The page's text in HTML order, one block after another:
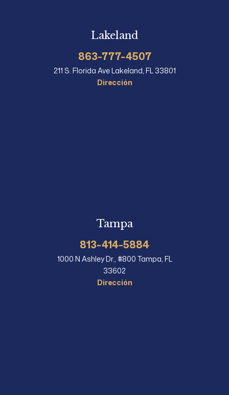
Lakeland
863-777-4507
211 S. Florida Ave Lakeland, FL 33801
Dirección
Tampa
813-414-5884
1000 N Ashley Dr., #800 Tampa, FL
33602
Dirección